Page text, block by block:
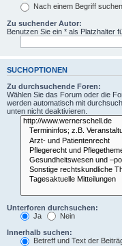
Nach einem Begriff suchen
Zu suchender Autor:
Benutzen Sie ein * als Platzhalter
SUCHOPTIONEN
Zu durchsuchende Foren:
Wählen Sie das Forum oder die
werden automatisch mit
unten nicht deaktivieren.
Unterforen durchsuchen:
Ja
Nein
Innerhalb suchen:
Betreff und Text der